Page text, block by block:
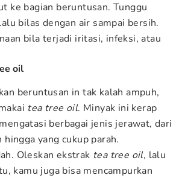
ke bagian beruntusan. Tunggu
bilas dengan air sampai bersih.
bila terjadi iritasi, infeksi, atau
oil
beruntusan in tak kalah ampuh,
tea tree oil. Minyak ini kerap
berbagai jenis jerawat, dari
yang cukup parah.
Oleskan ekstrak tea tree oil, lalu
kamu juga bisa mencampurkan